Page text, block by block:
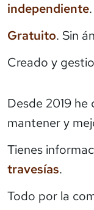
independiente.
Gratuito. Sin
Creado y
Desde 2019 he
mantener y
Tienes
travesías.
Todo por la